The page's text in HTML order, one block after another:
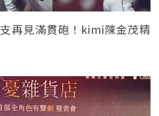
再見滿貫砲！kimi陳金茂精